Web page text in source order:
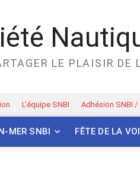
LE PLAISIR DE
L’équipe SNBI Adhésion SNBI /
MER SNBI FÊTE DE LA